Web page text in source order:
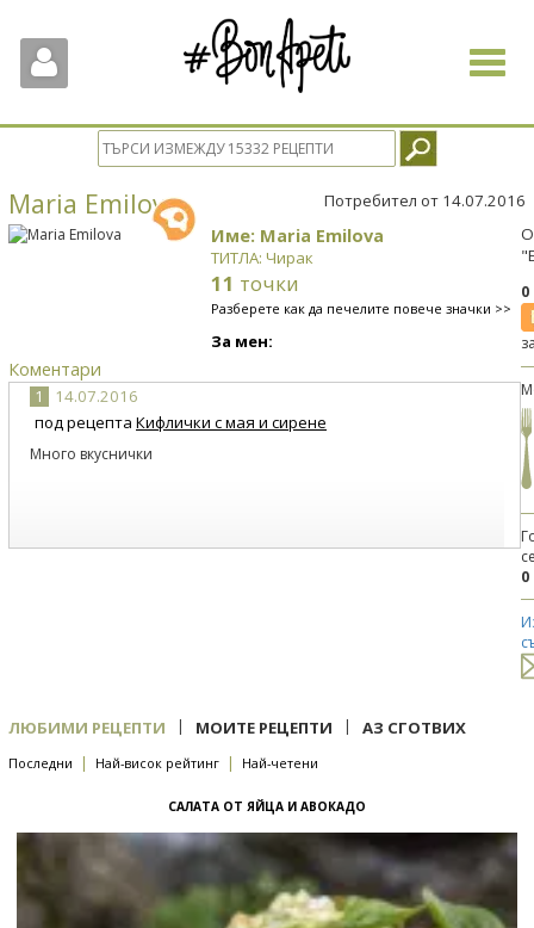
Toggle
Maria Emilova Потребител от 14.07.2016
Име: Maria Emilova
ТИТЛА: Чирак
11 точки
Разберете как да печелите повече значки >>
За мен:
Коментари
1
14.07.2016
под рецепта Кифлички с мая и сирене
Много вкуснички
0
ЛЮБИМИ РЕЦЕПТИ | МОИТЕ РЕЦЕПТИ | АЗ СГОТВИХ
Последни | Най-висок рейтинг | Най-четени
САЛАТА ОТ ЯЙЦА И АВОКАДО